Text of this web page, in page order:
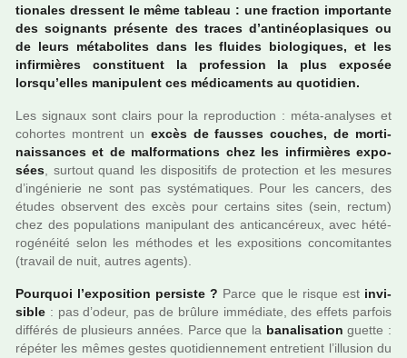
tio­na­les dres­sent le même tableau : une frac­tion impor­tante
des soi­gnants pré­sente des traces d’anti­néo­pla­si­ques ou
de leurs méta­bo­li­tes dans les flui­des bio­lo­gi­ques, et les
infir­miè­res cons­ti­tuent la pro­fes­sion la plus expo­sée
lorsqu’elles mani­pu­lent ces médi­ca­ments au quo­ti­dien.
Les signaux sont clairs pour la repro­duc­tion : méta-ana­ly­ses et
cohor­tes mon­trent un excès de faus­ses cou­ches, de mor­ti­
nais­san­ces et de mal­for­ma­tions chez les infir­miè­res expo­
sées , sur­tout quand les dis­po­si­tifs de pro­tec­tion et les mesu­res
d’ingé­nie­rie ne sont pas sys­té­ma­ti­ques. Pour les can­cers, des
études obser­vent des excès pour cer­tains sites (sein, rectum)
chez des popu­la­tions mani­pu­lant des anti­can­cé­reux, avec hété­
ro­gé­néité selon les métho­des et les expo­si­tions conco­mi­tan­tes
(tra­vail de nuit, autres agents).
Pourquoi l’expo­si­tion per­siste ? Parce que le risque est invi­
si­ble : pas d’odeur, pas de brû­lure immé­diate, des effets par­fois
dif­fé­rés de plu­sieurs années. Parce que la bana­li­sa­tion guette :
répé­ter les mêmes gestes quo­ti­dien­ne­ment entre­tient l’illu­sion du